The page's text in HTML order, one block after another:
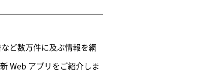
ど数万件に及ぶ情報を網
Web アプリをご紹介しま